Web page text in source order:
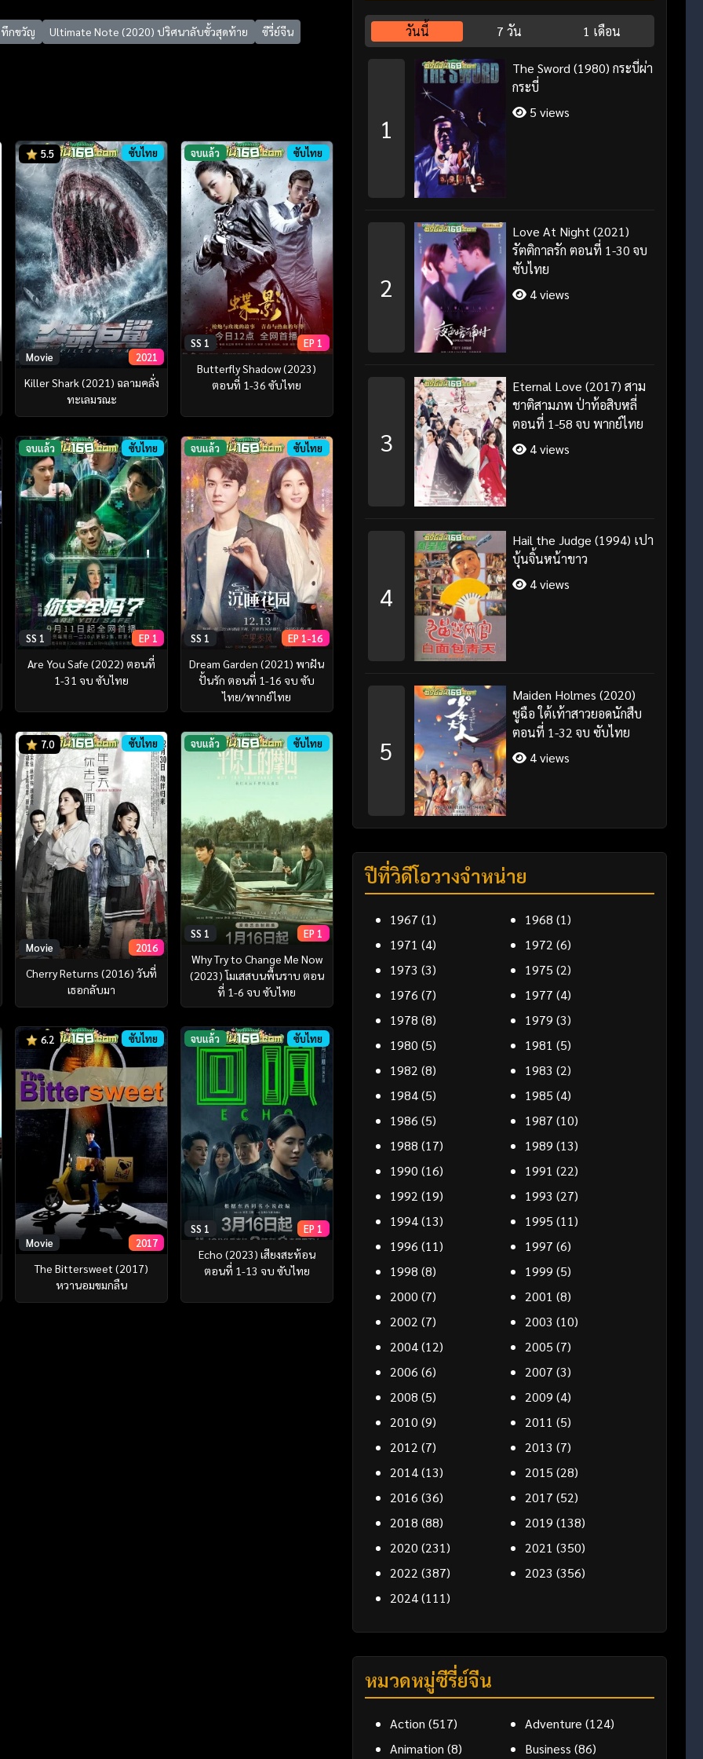
กขวัญ Ultimate Note (2020) ปริศนาลับขั้วสุดท้าย ซีรี่ย์จีน
5.5 ซับไทย
Movie 2021
Killer Shark (2021) ฉลามคลั่ง
ทะเลมรณะ
จบแล้ว ซับไทย
SS 1 EP 1
Butterfly Shadow (2023)
ตอนที่ 1-36 ซับไทย
จบแล้ว ซับไทย
SS 1 EP 1
Are You Safe (2022) ตอนที่
1-31 จบ ซับไทย
จบแล้ว ซับไทย
SS 1 EP 1-16
Dream Garden (2021) พาฝัน
ปั้นรัก ตอนที่ 1-16 จบ ซับ
ไทย/พากย์ไทย
7.0 ซับไทย
Movie 2016
Cherry Returns (2016) วันที่
เธอกลับมา
จบแล้ว ซับไทย
SS 1 EP 1
Why Try to Change Me Now
(2023) โมเสสบนพื้นราบ ตอน
ที่ 1-6 จบ ซับไทย
6.2 ซับไทย
Movie 2017
The Bittersweet (2017)
หวานอมขมกลืน
จบแล้ว ซับไทย
SS 1 EP 1
Echo (2023) เสียงสะท้อน
ตอนที่ 1-13 จบ ซับไทย
วันนี้ 7 วัน 1 เดือน
1
The Sword (1980) กระบี่ผ่า
กระบี่
5 views
2
Love At Night (2021)
รัตติกาลรัก ตอนที่ 1-30 จบ
ซับไทย
4 views
3
Eternal Love (2017) สาม
ชาติสามภพ ป่าท้อสิบหลี่
ตอนที่ 1-58 จบ พากย์ไทย
4 views
4
Hail the Judge (1994) เปา
บุ้นจิ้นหน้าขาว
4 views
5
Maiden Holmes (2020)
ซูฉือ ใต้เท้าสาวยอดนักสืบ
ตอนที่ 1-32 จบ ซับไทย
4 views
ปีที่วิดีโอวางจำหน่าย
1967 (1) 1968 (1)
1971 (4) 1972 (6)
1973 (3) 1975 (2)
1976 (7) 1977 (4)
1978 (8) 1979 (3)
1980 (5) 1981 (5)
1982 (8) 1983 (2)
1984(5) 1985 (4)
1986 (5) 1987 (10)
1988 (17) 1989 (13)
1990 (16) 1991 (22)
1992 (19) 1993 (27)
1994(13) 1995 (11)
1996 (11) 1997 (6)
1998 (8) 1999 (5)
2000 (7) 2001 (8)
2002 (7) 2003 (10)
2004(12) 2005 (7)
2006 (6) 2007 (3)
2008 (5) 2009 (4)
2010 (9) 2011 (5)
2012 (7) 2013 (7)
2014(13) 2015 (28)
2016 (36) 2017 (52)
2018 (88) 2019 (138)
2020 (231) 2021 (350)
2022 (387) 2023 (356)
2024(111)
หมวดหมู่ซีรี่ย์จีน
Action (517) Adventure (124)
Animation (8) Business (86)